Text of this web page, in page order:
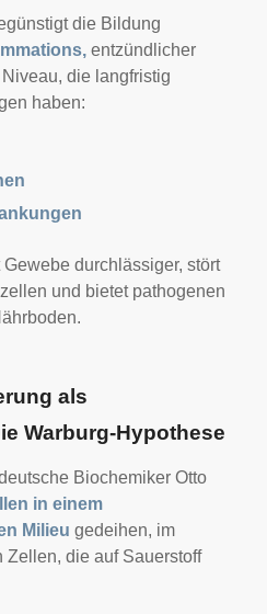
die Bildung
entzündlicher
die langfristig
haben:
durchlässiger, stört
und bietet pathogenen
als
Warburg-Hypothese
Biochemiker Otto
in einem
Milieu gedeihen, im
Zellen, die auf Sauerstoff